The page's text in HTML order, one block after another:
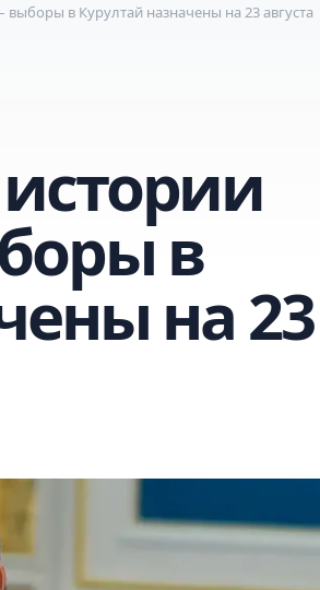
выборы в Курултай назначены на 23 августа
в
на 23